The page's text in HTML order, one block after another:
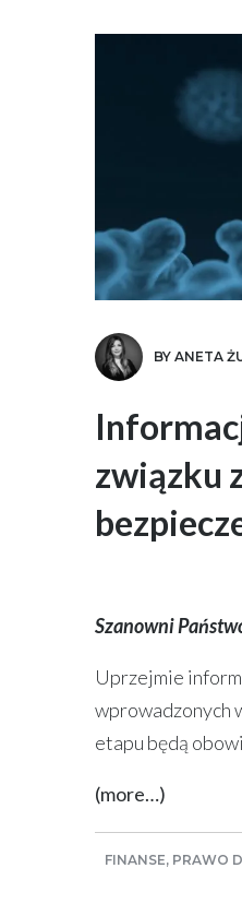
BY ANETA
związku
Szanowni
Uprzejmie
wprowadzonych
etapu będą
(more…)
FINANSE, PRAWO